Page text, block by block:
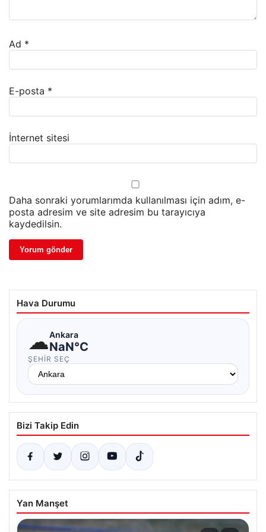
Ad *
E-posta *
İnternet sitesi
Daha sonraki yorumlarımda kullanılması için adım, e-
posta adresim ve site adresim bu tarayıcıya
kaydedilsin.
Hava Durumu
☁Ankara
NaN°C
ŞEHIR SEÇ
Bizi Takip Edin
Yan Manşet